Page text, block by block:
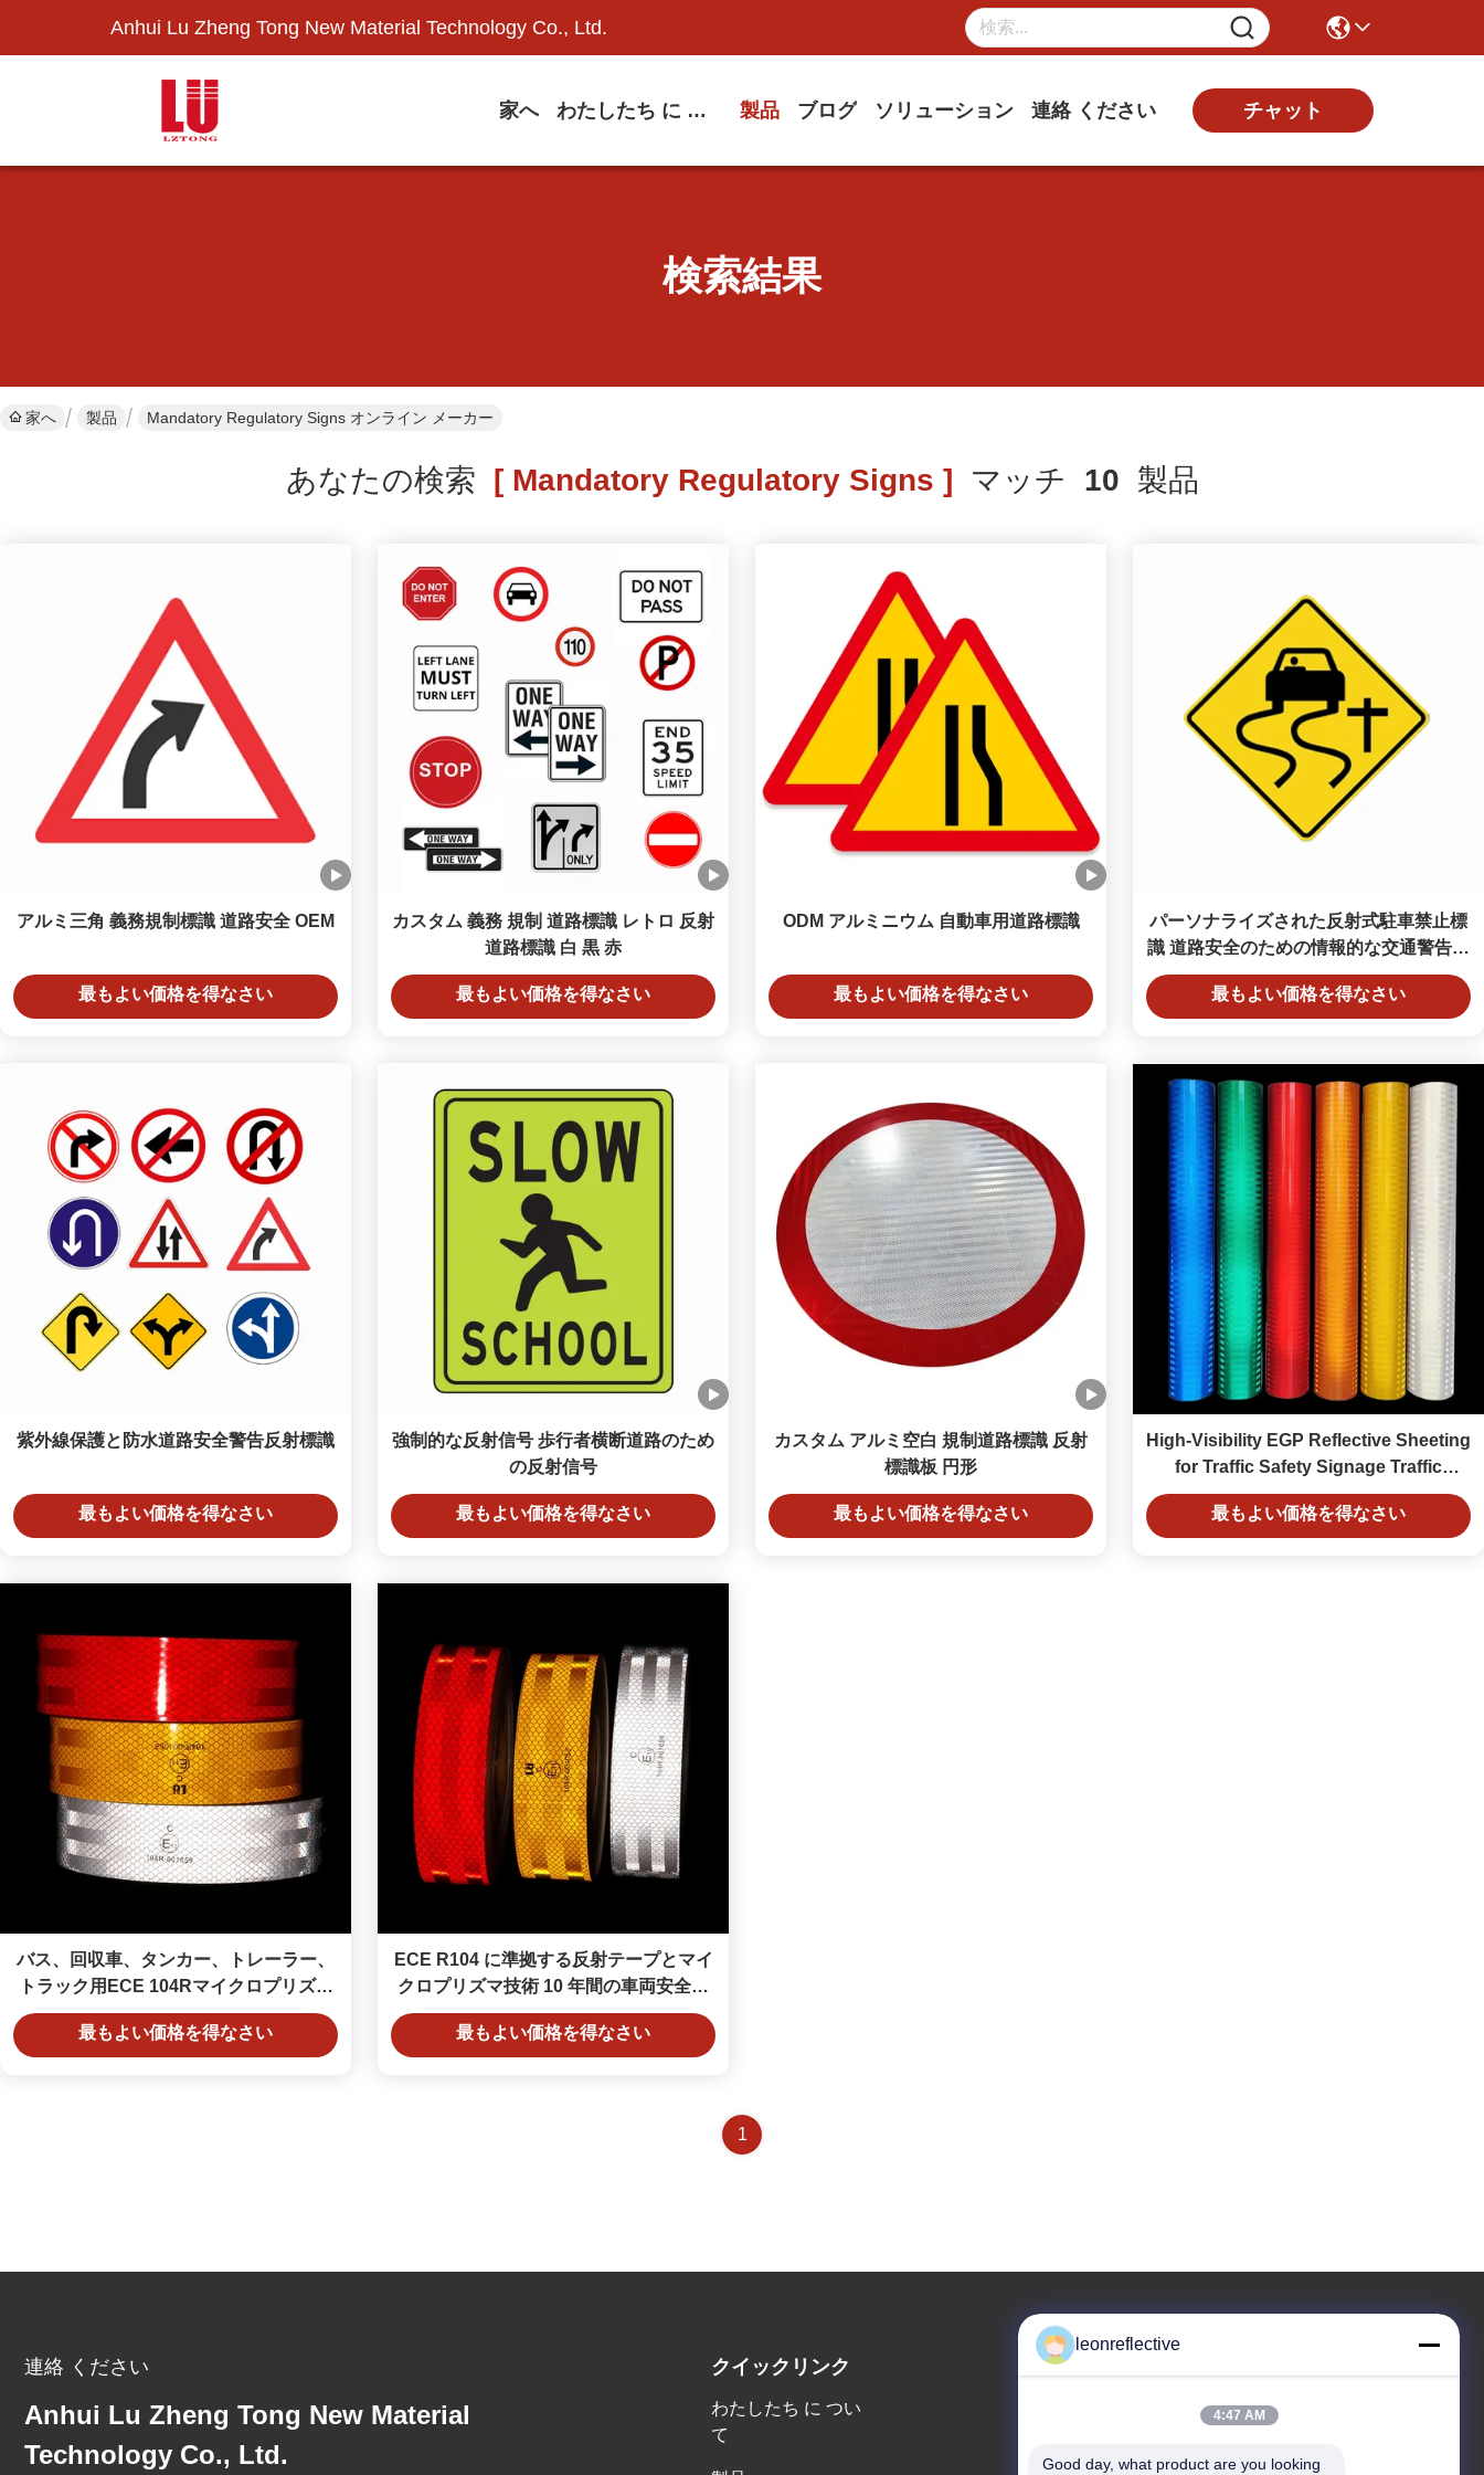
Anhui Lu Zheng Tong New Material Technology Co., Ltd.
家へ わたしたち に つい て 製品 ブログ ソリューション 連絡 ください チャット
検索結果
家へ 製品 Mandatory Regulatory Signs オンライン メーカー
あなたの検索 [ Mandatory Regulatory Signs ] マッチ 10 製品
アルミ三角 義務規制標識 道路安全 OEM
最もよい価格を得なさい
カスタム 義務 規制 道路標識 レトロ 反射
道路標識 白 黒 赤
最もよい価格を得なさい
ODM アルミニウム 自動車用道路標識
最もよい価格を得なさい
パーソナライズされた反射式駐車禁止標
識 道路安全のための情報的な交通警告標
識
最もよい価格を得なさい
紫外線保護と防水道路安全警告反射標識
最もよい価格を得なさい
強制的な反射信号 歩行者横断道路のため
の反射信号
最もよい価格を得なさい
カスタム アルミ空白 規制道路標識 反射
標識板 円形
最もよい価格を得なさい
High-Visibility EGP Reflective Sheeting
for Traffic Safety Signage Traffic
Cones
最もよい価格を得なさい
バス、回収車、タンカー、トレーラー、
トラック用ECE 104Rマイクロプリズム
反射テープ
最もよい価格を得なさい
ECE R104 に準拠する反射テープとマイ
クロプリズマ技術 10 年間の車両安全の
ために
最もよい価格を得なさい
1
連絡 ください
Anhui Lu Zheng Tong New Material
Technology Co., Ltd.
クイックリンク
わたしたち に つい
て
住所
leonreflective
4:47 AM
Good day, what product are you looking